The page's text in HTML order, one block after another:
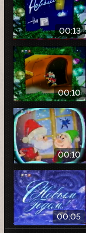
00:13
00:10
00:10
00:05